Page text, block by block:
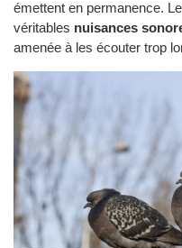
émettent en permanence.
véritables nuisances
amenée à les écouter trop